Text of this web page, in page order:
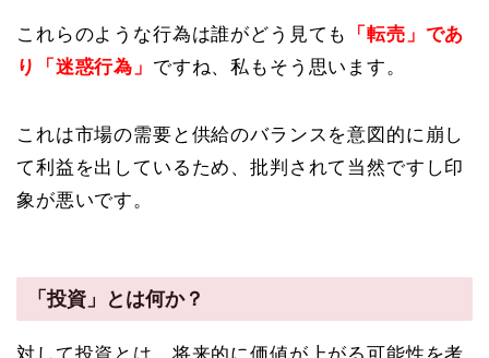
これらのような行為は誰がどう見ても
「転売」であ
り「迷惑行為」 ですね、私もそう思います。
これは市場の需要と供給のバランスを意図的に崩し
て利益を出しているため、批判されて当然ですし印
象が悪いです。
「投資」とは何か？